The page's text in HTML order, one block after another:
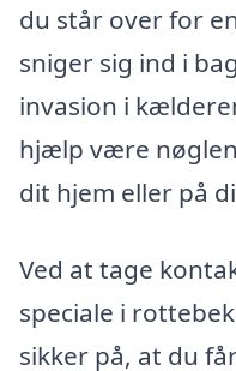
du står over for
sniger sig ind i
invasion i
hjælp være
dit hjem eller på
Ved at tage
speciale i
sikker på, at du